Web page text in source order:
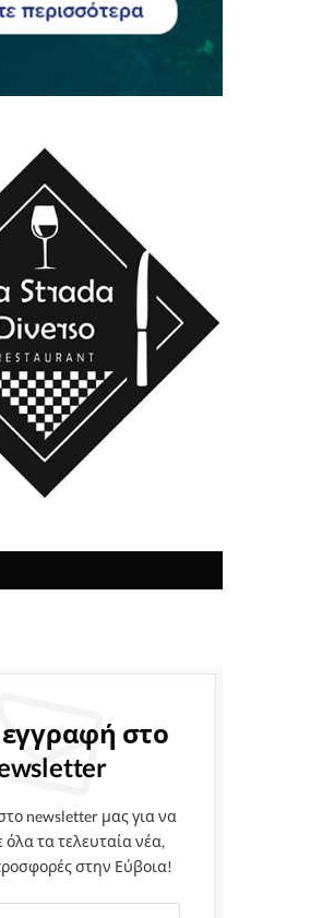
στο
newsletter μας για να
τα τελευταία νέα,
στην Εύβοια!